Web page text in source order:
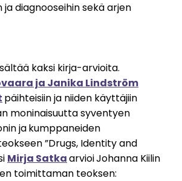
diagnooseihin sekä arjen
kaksi kirja-arvioita.
ja Janika Lindström
päihteisiin ja niiden käyttäjiin
moninaisuutta syventyen
jakumppaneiden
”Drugs, Identity and
Mirja SatkaarvioiJohanna Kiilin
toimittaman teoksen: